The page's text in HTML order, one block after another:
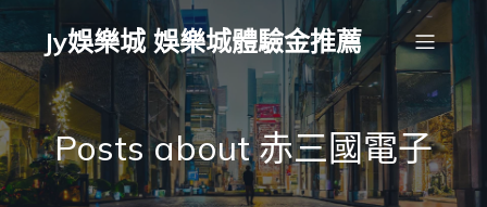
Jy娛樂城 娛樂城體驗金推薦
Posts about 赤三國電子